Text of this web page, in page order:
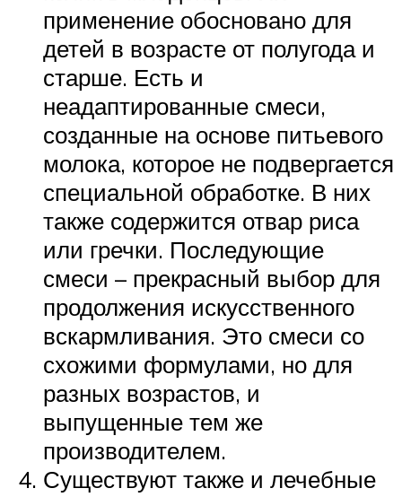
применение обосновано для
детей в возрасте от полугода и
старше. Есть и
неадаптированные смеси,
созданные на основе питьевого
молока, которое не подвергается
специальной обработке. В них
также содержится отвар риса
или гречки. Последующие
смеси – прекрасный выбор для
продолжения искусственного
вскармливания. Это смеси со
схожими формулами, но для
разных возрастов, и
выпущенные тем же
производителем.
Существуют также и лечебные